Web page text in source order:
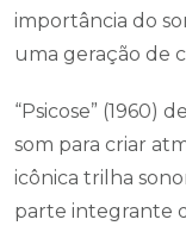
importância do
uma geração de
“Psicose” (1960)
som para criar
icônica trilha
parte integrante